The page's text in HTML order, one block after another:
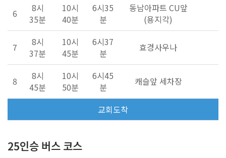
6
8시
35분
10시
40분
6시35
분
동남아파트 CU앞
(용지각)
7
8시
37분
10시
45분
6시37
분
효경사우나
8
8시
45분
10시
50분
6시45
분
캐슬앞 세차장
교회도착
25인승 버스 코스